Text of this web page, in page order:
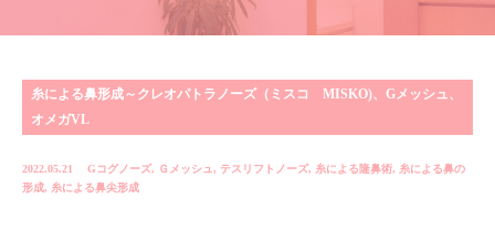
糸による鼻形成～クレオパトラノーズ（ミスコ MISKO)、Gメッシュ、
オメガVL
2022.05.21 Gコグノーズ, Ｇメッシュ, テスリフトノーズ, 糸による隆鼻術, 糸による鼻の
形成, 糸による鼻尖形成